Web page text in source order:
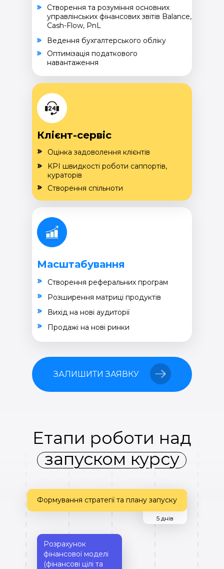
Cтворення та розуміння основних
управлінських фінансових звітів Balance,
Cash-Flow, PnL
Ведення бухгалтерського обліку
Оптимізація податкового
навантаження
ЗАЛИШИТИ ЗАЯВКУ
Клієнт-сервіс
Оцінка задоволення клієнтів
Створення спільноти
KPI швидкості роботи саппортів,
кураторів
Масштабування
Створення реферальних програм
Вихід на нові аудиторії
Розширення матриці продуктів
Продажі на нові ринки
5 днів
Формування стратегії та плану запуску
Розрахунок
фінансової моделі
(фінансові цілі та
Етапи роботи над
запуском курсу